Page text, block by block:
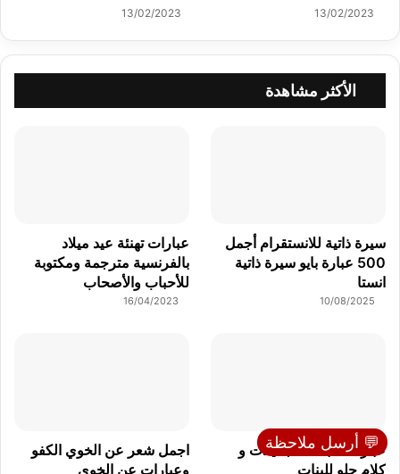
13/02/2023
13/02/2023
الأكثر مشاهدة
سيرة ذاتية للانستقرام أجمل
500 عبارة بايو سيرة ذاتية
انستا
10/08/2025
عبارات تهنئة عيد ميلاد
بالفرنسية مترجمة ومكتوبة
للأحباب والأصحاب
16/04/2023
عبارات للبنات الجميلات و
كلام حلو للبنات
اجمل شعر عن الخوي الكفو
وعبارات عن الخوي
💬 أرسل ملاحظة